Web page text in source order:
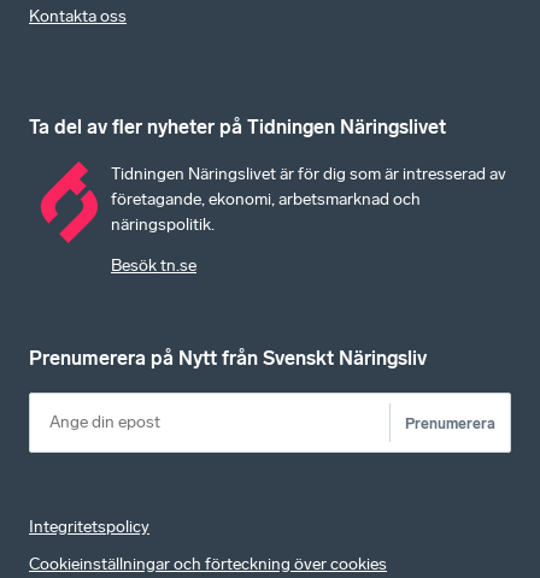
Kontakta oss
Ta del av fler nyheter på Tidningen Näringslivet
Tidningen Näringslivet är för dig som är intresserad av
företagande, ekonomi, arbetsmarknad och
näringspolitik.
Besök tn.se
Prenumerera på Nytt från Svenskt Näringsliv
Prenumerera
Integritetspolicy
Cookieinställningar och förteckning över cookies